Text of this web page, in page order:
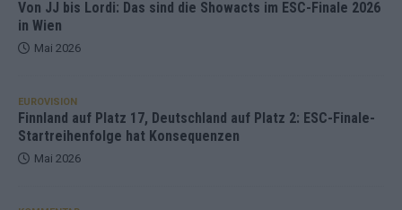
Von JJ bis Lordi: Das sind die Showacts im ESC-Finale 2026
in Wien
Mai 2026
EUROVISION
Finnland auf Platz 17, Deutschland auf Platz 2: ESC-Finale-
Startreihenfolge hat Konsequenzen
Mai 2026